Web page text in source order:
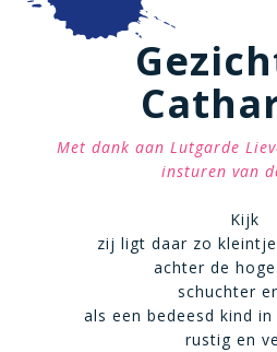
Met dank aan Lutgarde
insturen van
Kijk
zij ligt daar zo
achter de
schuchter
als een bedeesd kind
rustig en